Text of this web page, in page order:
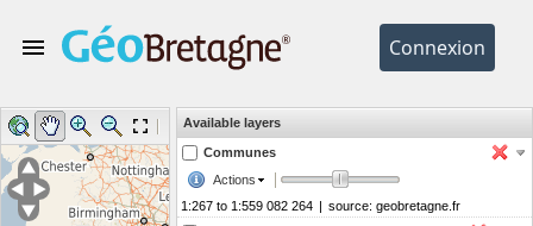
Available layers
Communes
Actions
1:267 to 1:559 082 264 | source: geobretagne.fr